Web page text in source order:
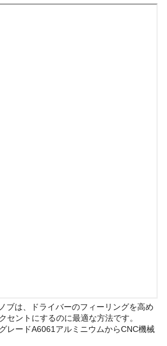
ブは、ドライバーのフィーリングを高め
セントにするのに最適な方法です。
レードA6061アルミニウムからCNC機械